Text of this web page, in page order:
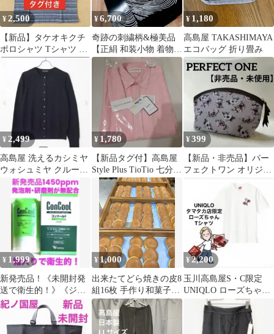
¥2,500
【新品】タケオキクチ
ポロシャツ Tシャツ ユ
ニクロ ラコステ マック
レガー
¥6,700
奇跡の刺繍柄&極美品
【正絹 和装小物 着物
振袖 留袖 和装 訪問着
黒留袖】
¥ 1,180
高島屋 TAKASHIMAYA
エコバッグ 折り畳み
¥2,499
高島屋 洗えるカシミヤ
ウォシュミヤ クルーネ
ックニット S カシミヤ
100%
¥ 1,780
​【新品タグ付】高島屋
Style Plus TioTio 七分袖
シャツ M
¥399
【新品・非売品】パー
フェクトワン オリジナ
¥ 1,999
新発売品！《未開封発
送で衛生的！》《ジェ
ルコートF×1コンクー
ルF×1》新品！
¥1,000
出来たてどら焼きの皮8
組16枚 手作り和菓子4-
1
¥2,200
玉川高島屋S・C限定
UNIQLO ローズちゃん
T XLユニクロ タマタ